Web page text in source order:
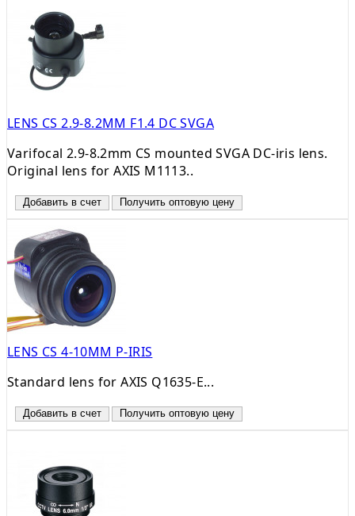
LENS CS 2.9-8.2MM F1.4 DC SVGA
Varifocal 2.9-8.2mm CS mounted SVGA DC-iris lens.
Original lens for AXIS M1113..
Добавить в счет Получить оптовую цену
LENS CS 4-10MM P-IRIS
Standard lens for AXIS Q1635-E...
Добавить в счет Получить оптовую цену